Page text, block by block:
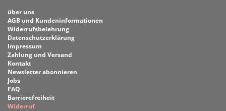
über uns
AGB und Kundeninformationen
Widerrufsbelehrung
Datenschutzerklärung
Impressum
Zahlung und Versand
Kontakt
Newsletter abonnieren
Jobs
FAQ
Barrierefreiheit
Widerruf